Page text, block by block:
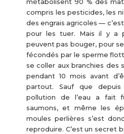
métabolisent 90 % des
compris les pesticides, les
des engrais agricoles —
pour les tuer. Mais il y a
peuvent pas bouger, pour
fécondés par le sperme
se coller aux branchies des
pendant 10 mois avant
partout. Sauf que
pollution de l’eau a fait
saumons, et même les
moules perlières s’est
reproduire. C’est un secret